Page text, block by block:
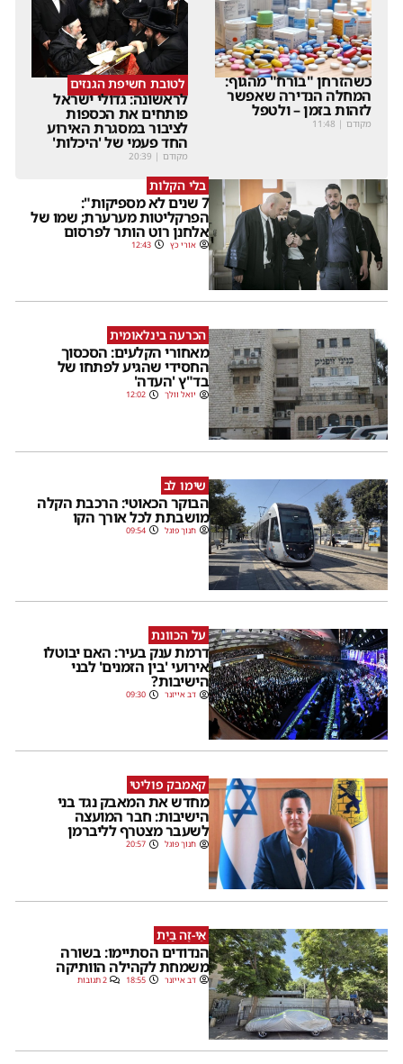
כשהזרחן "בורח" מהגוף:
המחלה הנדירה שאפשר
לזהות בזמן – ולטפל
מקודם |
11:48
לטובת חשיפת הגנזים
לראשונה: גדולי ישראל
פותחים את הכספות
לציבור במסגרת האירוע
החד פעמי של 'היכלות'
מקודם |
20:39
בלי הקלות
7 שנים לא מספיקות":
הפרקליטות מערערת; שמו של
אלחנן רוט הותר לפרסום
אורי כץ 12:43
הכרעה בינלאומית
מאחורי הקלעים: הסכסוך
החסידי שהגיע לפתחו של
בד"ץ 'העדה'
יואל וולך 12:02
שימו לב
הבוקר הכאוטי: הרכבת הקלה
מושבתת לכל אורך הקו
חנוך פוגל 09:54
על הכוונת
דרמת ענק בעיר: האם יבוטלו
אירועי 'בין הזמנים' לבני
הישיבות?
דב אייזנר 09:30
קאמבק פוליטי
מחדש את המאבק נגד בני
הישיבות: חבר המועצה
לשעבר מצטרף לליברמן
חנוך פוגל 20:57
אֵי-זֶה בַּיִת
הנדודים הסתיימו: בשורה
משמחת לקהילה הוותיקה
דב אייזנר 18:55 2 תגובות